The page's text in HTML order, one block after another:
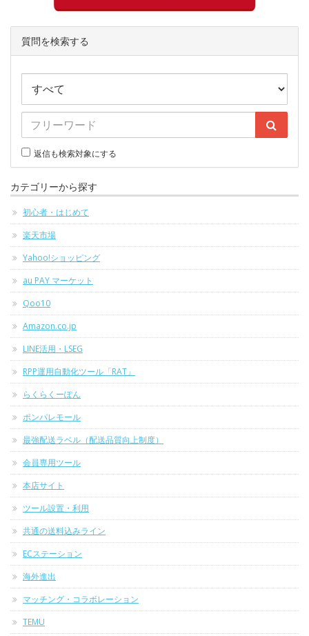
質問を検索する
返信も検索対象にする
カテゴリーから探す
初心者・はじめて
楽天市場
Yahoo!ショッピング
au PAY マーケット
Qoo10
Amazon.co.jp
LINE活用・LSEG
RPP運用自動化ツール「RAT」
らくらくーぽん
ポンパレモール
最強配送ラベル（配送品質向上制度）
会員専用ツール
本店サイト
ツール設置・利用
共通の送料込みライン
ECステーション
海外進出
マッチング・コラボレーション
TEMU